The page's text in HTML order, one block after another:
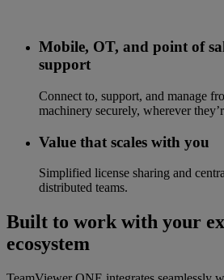
Mobile, OT, and point of
support
Connect to, support, and manage
machinery securely, wherever
Value that scales with you
Simplified license sharing and
distributed teams.
Built to work with your
ecosystem